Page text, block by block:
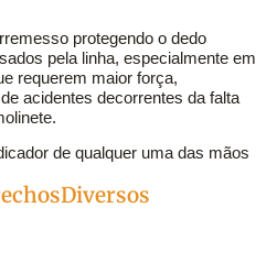
protegendo o dedo
pela linha, especialmente em
requerem maior força,
acidentes decorrentes da falta
de qualquer uma das mãos
Diversos